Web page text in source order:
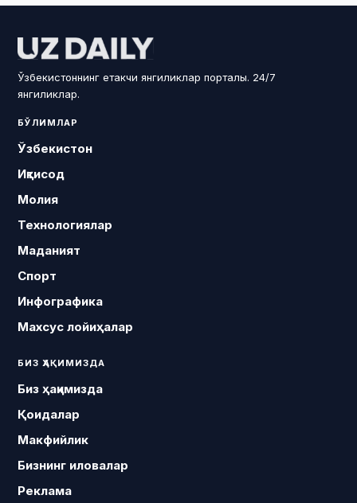
Ўзбекистоннинг етакчи янгиликлар порталы. 24/7
янгиликлар.
БЎЛИМЛАР
Ўзбекистон
Иқтисод
Молия
Технологиялар
Маданият
Спорт
Инфографика
Махсус лойиҳалар
БИЗ ҲАҚИМИЗДА
Биз ҳақимизда
Қоидалар
Макфийлик
Бизнинг иловалар
Реклама